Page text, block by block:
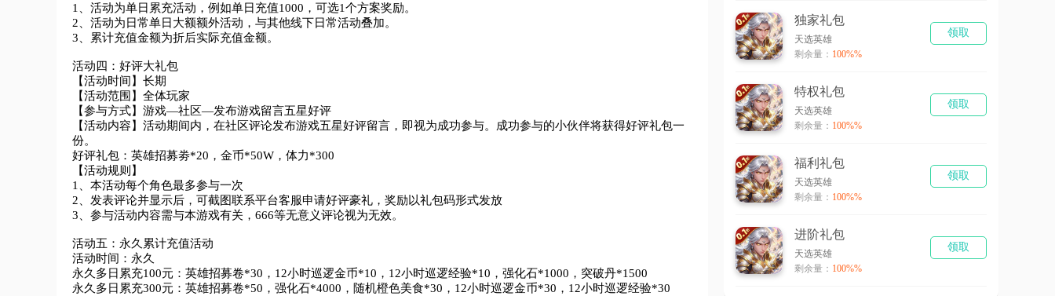
1、活动为单日累充活动，例如单日充值1000，可选1个方案奖励。
2、活动为日常单日大额额外活动，与其他线下日常活动叠加。
3、累计充值金额为折后实际充值金额。
活动四：好评大礼包
【活动时间】长期
【活动范围】全体玩家
【参与方式】游戏—社区—发布游戏留言五星好评
【活动内容】活动期间内，在社区评论发布游戏五星好评留言，即视为成功参与。成功参与的小伙伴将获得好评礼包一
份。
好评礼包：英雄招募劵*20，金币*50W，体力*300
【活动规则】
1、本活动每个角色最多参与一次
2、发表评论并显示后，可截图联系平台客服申请好评豪礼，奖励以礼包码形式发放
3、参与活动内容需与本游戏有关，666等无意义评论视为无效。
活动五：永久累计充值活动
活动时间：永久
永久多日累充100元：英雄招募卷*30，12小时巡逻金币*10，12小时巡逻经验*10，强化石*1000，突破丹*1500
永久多日累充300元：英雄招募卷*50，强化石*4000，随机橙色美食*30，12小时巡逻金币*30，12小时巡逻经验*30
独家礼包
天选英雄
剩余量： 100%%
领取
特权礼包
天选英雄
剩余量： 100%%
领取
福利礼包
天选英雄
剩余量： 100%%
领取
进阶礼包
天选英雄
剩余量： 100%%
领取